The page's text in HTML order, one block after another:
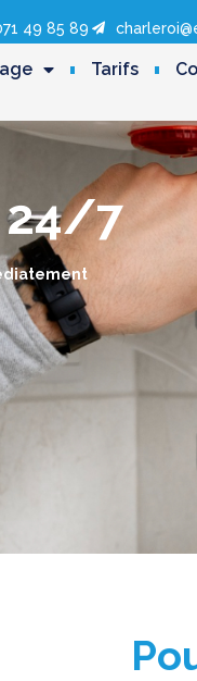
49 85 89
Tarifs
24/7